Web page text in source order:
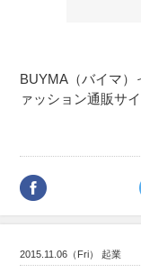
BUYMA（バイマ）
ァッション通販サ
2015.11.06（Fri） 起業